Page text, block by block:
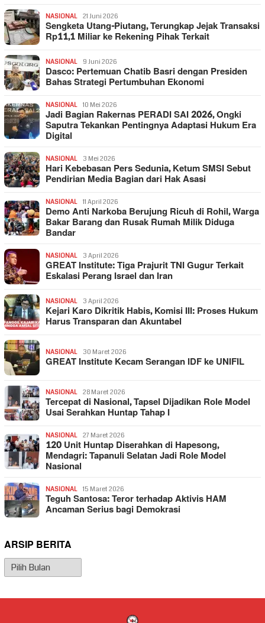
NASIONAL 21 Juni 2026
Sengketa Utang-Piutang, Terungkap Jejak Transaksi
Rp11,1 Miliar ke Rekening Pihak Terkait
NASIONAL 9 Juni 2026
Dasco: Pertemuan Chatib Basri dengan Presiden
Bahas Strategi Pertumbuhan Ekonomi
NASIONAL 10 Mei 2026
Jadi Bagian Rakernas PERADI SAI 2026, Ongki
Saputra Tekankan Pentingnya Adaptasi Hukum Era
Digital
NASIONAL 3 Mei 2026
Hari Kebebasan Pers Sedunia, Ketum SMSI Sebut
Pendirian Media Bagian dari Hak Asasi
NASIONAL 11 April 2026
Demo Anti Narkoba Berujung Ricuh di Rohil, Warga
Bakar Barang dan Rusak Rumah Milik Diduga
Bandar
NASIONAL 3 April 2026
GREAT Institute: Tiga Prajurit TNI Gugur Terkait
Eskalasi Perang Israel dan Iran
NASIONAL 3 April 2026
Kejari Karo Dikritik Habis, Komisi III: Proses Hukum
Harus Transparan dan Akuntabel
NASIONAL 30 Maret 2026
GREAT Institute Kecam Serangan IDF ke UNIFIL
NASIONAL 28 Maret 2026
Tercepat di Nasional, Tapsel Dijadikan Role Model
Usai Serahkan Huntap Tahap I
NASIONAL 27 Maret 2026
120 Unit Huntap Diserahkan di Hapesong,
Mendagri: Tapanuli Selatan Jadi Role Model
Nasional
NASIONAL 15 Maret 2026
Teguh Santosa: Teror terhadap Aktivis HAM
Ancaman Serius bagi Demokrasi
ARSIP BERITA
Arsip
Berita